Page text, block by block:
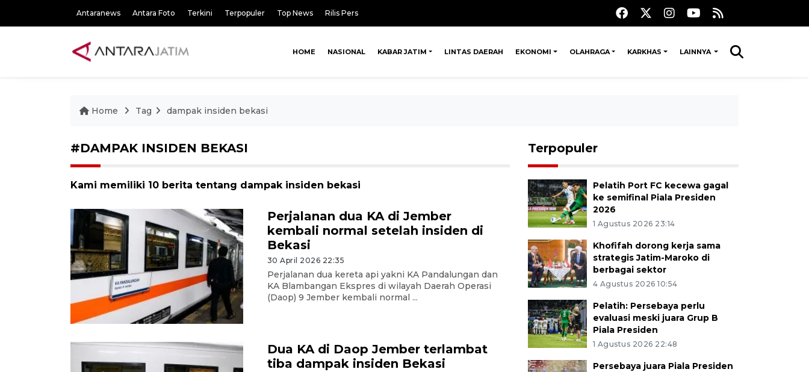
Antaranews Antara Foto Terkini Terpopuler Top News Rilis Pers
HOME NASIONAL KABAR JATIM LINTAS DAERAH EKONOMI OLAHRAGA KARKHAS LAINNYA
Home Tag dampak insiden bekasi
#DAMPAK INSIDEN BEKASI
Kami memiliki 10 berita tentang dampak insiden bekasi
Perjalanan dua KA di Jember
kembali normal setelah insiden di
Bekasi
30 April 2026 22:35
Perjalanan dua kereta api yakni KA Pandalungan dan
KA Blambangan Ekspres di wilayah Daerah Operasi
(Daop) 9 Jember kembali normal ...
Dua KA di Daop Jember terlambat
tiba dampak insiden Bekasi
Terpopuler
Pelatih Port FC kecewa gagal
ke semifinal Piala Presiden
2026
1 Agustus 2026 23:14
Khofifah dorong kerja sama
strategis Jatim-Maroko di
berbagai sektor
4 Agustus 2026 10:54
Pelatih: Persebaya perlu
evaluasi meski juara Grup B
Piala Presiden
1 Agustus 2026 22:48
Persebaya juara Piala Presiden